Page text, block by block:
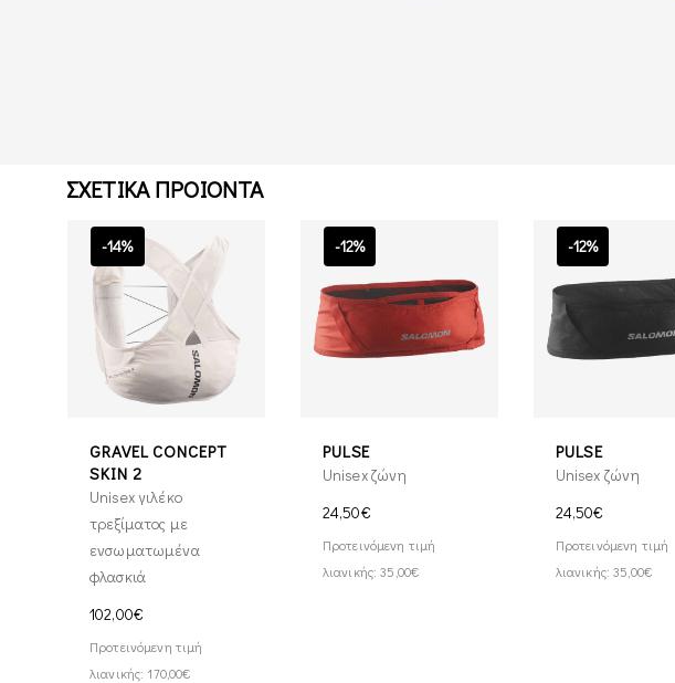
ΣΧΕΤΙΚΑ ΠΡΟΙΟΝΤΑ
-14%
GRAVEL CONCEPT
SKIN 2
Unisex γιλέκο
τρεξίματος με
ενσωματωμένα
φλασκιά
102,00€
Προτεινόμενη τιμή
λιανικής: 170,00€
-12%
PULSE
Unisex ζώνη
24,50€
Προτεινόμενη τιμή
λιανικής: 35,00€
-12%
PULSE
Unisex ζώνη
24,50€
Προτεινόμενη τιμή
λιανικής: 35,00€